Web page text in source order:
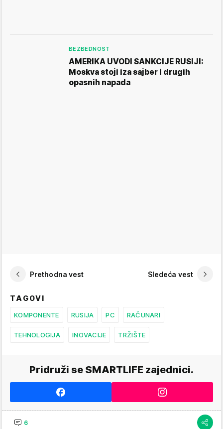
BEZBEDNOST
AMERIKA UVODI SANKCIJE RUSIJI:
Moskva stoji iza sajber i drugih
opasnih napada
Prethodna vest Sledeća vest
TAGOVI
KOMPONENTE RUSIJA PC RAČUNARI
TEHNOLOGIJA INOVACIJE TRŽIŠTE
Pridruži se SMARTLIFE zajednici.
6